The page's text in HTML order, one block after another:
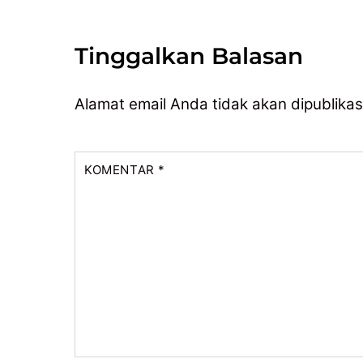
Tinggalkan Balasan
Alamat email Anda tidak akan
KOMENTAR *